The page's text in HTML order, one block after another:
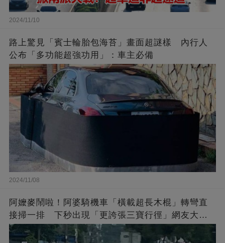
2024/11/10
路上驚見「賓士輪胎包海苔」畫面超謎樣 內行人
公布「多功能超強功用」：車主必備
2024/11/08
阿嬤麥鬧啦！阿婆騎機車「橫載超長木棍」轉彎直
接掃一排 下秒出現「更誇張三寶行徑」網友大傻
眼